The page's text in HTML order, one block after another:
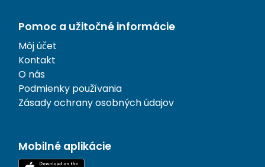
Pomoc a užitočné informácie
Môj účet
Kontakt
O nás
Podmienky používania
Zásady ochrany osobných údajov
Mobilné aplikácie